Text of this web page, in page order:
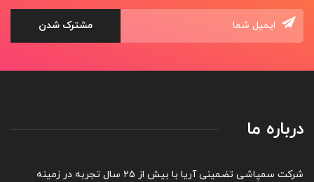
درباره ما
شرکت سمپاشی تضمینی آریا با بیش از ۲۵ سال تجربه در زمینه